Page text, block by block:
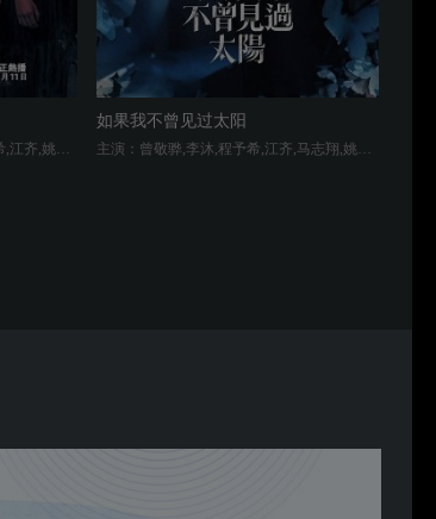
主演：曾敬骅,柯佳嬿,李沐,程予希,江齐,姚淳耀,马志翔,石知田,江宏恩,陈孝萱,姚爱寗,徐钧浩,张洛偍,黄礼丰,谢章颖,谭善谦,蔡乔菲,陈孟琪,袁子芸,李淑桢,隆宸翰
如果我不曾见过太阳
主演：曾敬骅,李沐,程予希,江齐,马志翔,姚淳耀,江宏恩,陈孝萱,李淑桢,隆宸翰,石知田,徐钧浩,张洛偍,黄礼丰,谢章颖,谭善谦,蔡乔菲,陈孟琪,袁子芸,姚爱寗,蔡灿得,朱德刚